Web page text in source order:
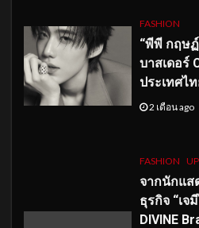
FASHION
“พีพี กฤษ
บาสเดอร์
ประเทศไ
2 เดือน ago
FASHION
จากนักแส
ธุรกิจ “เจ
DIVINE